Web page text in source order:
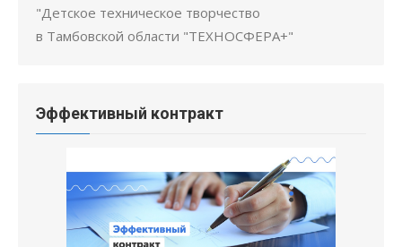
"Детское техническое творчество
в Тамбовской области "ТЕХНОСФЕРА+"
Эффективный контракт